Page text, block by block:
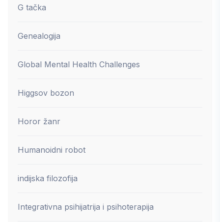
G tačka
Genealogija
Global Mental Health Challenges
Higgsov bozon
Horor žanr
Humanoidni robot
indijska filozofija
Integrativna psihijatrija i psihoterapija